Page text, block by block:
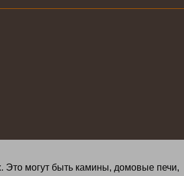
Это могут быть камины, домовые печи,